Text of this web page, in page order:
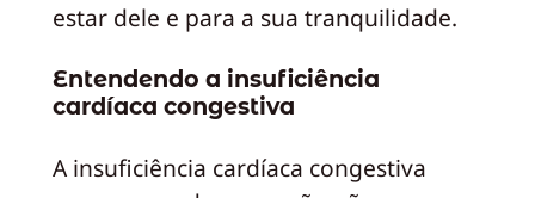
estar dele e para a sua tranquilidade.
Entendendo a insuficiência
cardíaca congestiva
A insuficiência cardíaca congestiva